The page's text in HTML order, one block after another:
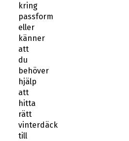
kring
passform
eller
känner
att
du
behöver
hjälp
att
hitta
rätt
vinterdäck
till